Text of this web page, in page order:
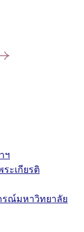
ฯ
ะเกียรติ
รณ์มหาวิทยาลัย